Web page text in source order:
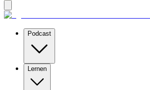
Podcast
Lernen